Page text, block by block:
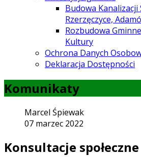
Budowa
Rzerzęczyce,
Rozbudowa
Kultury
Ochrona Danych
Deklaracja Dostępności
Komunikaty
Marcel Śpiewak
07 marzec 2022
Konsultacje